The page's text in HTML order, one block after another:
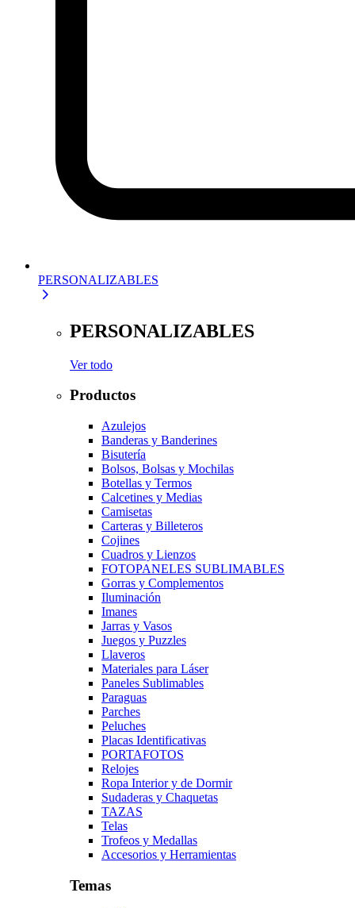
PERSONALIZABLES
PERSONALIZABLES
Ver todo
Productos
Azulejos
Banderas y Banderines
Bisutería
Bolsos, Bolsas y Mochilas
Botellas y Termos
Calcetines y Medias
Camisetas
Carteras y Billeteros
Cojines
Cuadros y Lienzos
FOTOPANELES SUBLIMABLES
Gorras y Complementos
Iluminación
Imanes
Jarras y Vasos
Juegos y Puzzles
Llaveros
Materiales para Láser
Paneles Sublimables
Paraguas
Parches
Peluches
Placas Identificativas
PORTAFOTOS
Relojes
Ropa Interior y de Dormir
Sudaderas y Chaquetas
TAZAS
Telas
Trofeos y Medallas
Accesorios y Herramientas
Temas